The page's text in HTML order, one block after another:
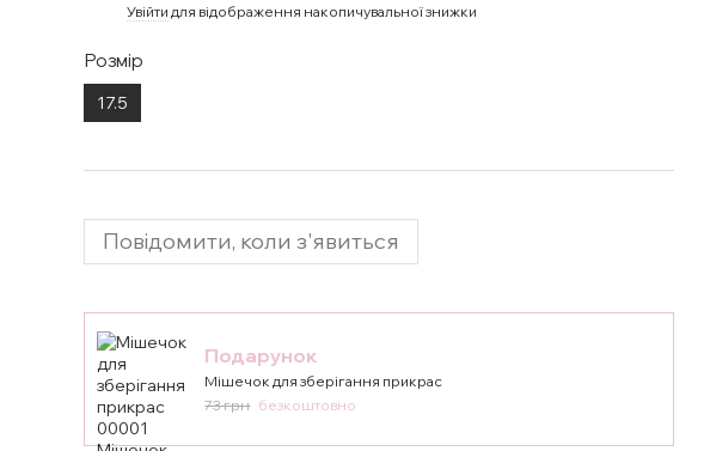
Увійти для відображення накопичувальної знижки
Розмір
17.5
Повідомити, коли з'явиться
Подарунок
Мішечок для зберігання прикрас
73 грн безкоштовно